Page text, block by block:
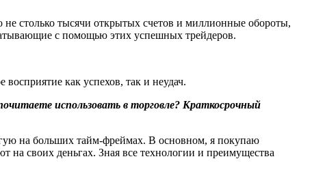
столько тысячи открытых счетов и миллионные обороты,
с помощью этих успешных трейдеров.
как успехов, так и неудач.
использовать в торговле? Краткосрочный
на больших тайм-фреймах. В основном, я покупаю
своих деньгах. Зная все технологии и преимущества